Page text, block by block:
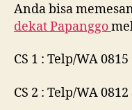
Anda bisa
dekatPapanggo
CS 1 : Telp/WA
CS 2 : Telp/WA